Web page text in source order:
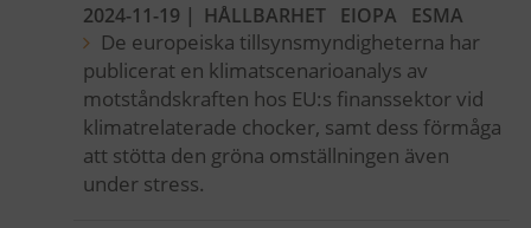
2024-11-19 | HÅLLBARHET EIOPA ESMA
De europeiska tillsynsmyndigheterna har
publicerat en klimatscenarioanalys av
motståndskraften hos EU:s finanssektor vid
klimatrelaterade chocker, samt dess förmåga
att stötta den gröna omställningen även
under stress.